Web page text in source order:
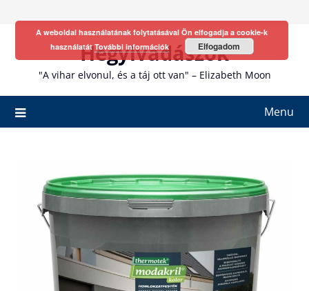
Hegyivadászok
"A vihar elvonul, és a táj ott van" – Elizabeth Moon
Menu
A weboldal használatának folytatásával Ön elfogadja a cookie-k
használatátTovábbi információk Elfogadom